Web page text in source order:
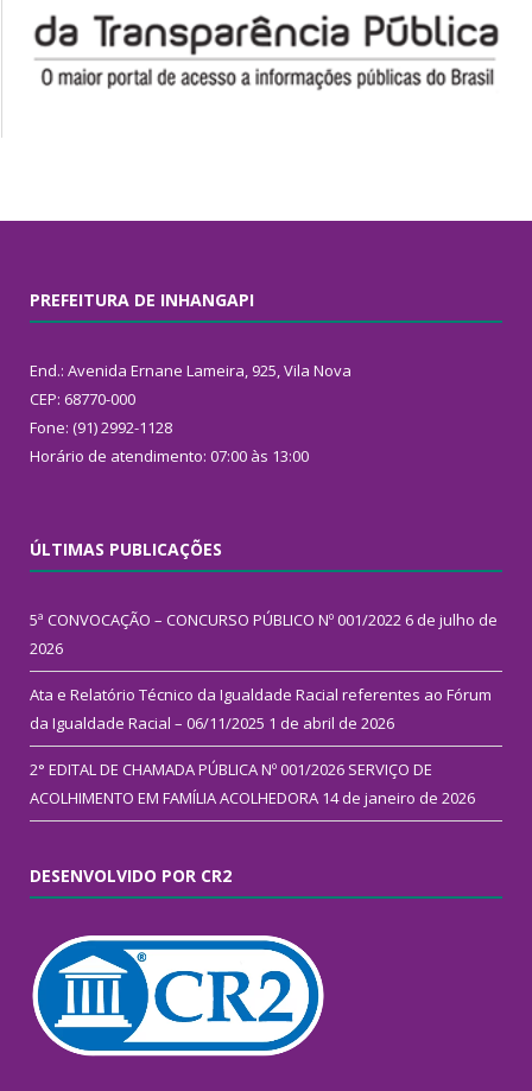
PREFEITURA DE INHANGAPI
End.: Avenida Ernane Lameira, 925, Vila Nova
CEP: 68770-000
Fone: (91) 2992-1128
Horário de atendimento: 07:00 às 13:00
ÚLTIMAS PUBLICAÇÕES
5ª CONVOCAÇÃO – CONCURSO PÚBLICO Nº 001/2022 6 de julho de
2026
Ata e Relatório Técnico da Igualdade Racial referentes ao Fórum
da Igualdade Racial – 06/11/2025 1 de abril de 2026
2° EDITAL DE CHAMADA PÚBLICA Nº 001/2026 SERVIÇO DE
ACOLHIMENTO EM FAMÍLIA ACOLHEDORA 14 de janeiro de 2026
DESENVOLVIDO POR CR2